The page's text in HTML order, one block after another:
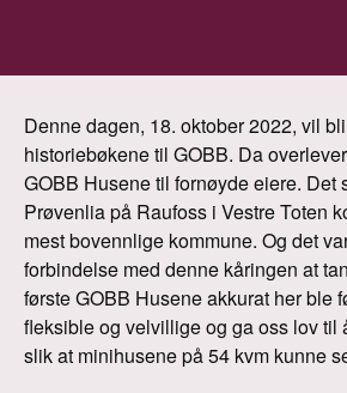
Denne dagen, 18. oktober 2022, vil
historiebøkene til GOBB. Da
GOBB Husene til fornøyde eiere. Det
Prøvenlia på Raufoss i Vestre Toten
mest bovennlige kommune. Og det
forbindelse med denne kåringen at
første GOBB Husene akkurat her ble
fleksible og velvillige og ga oss lov til
slik at minihusene på 54 kvm kunne